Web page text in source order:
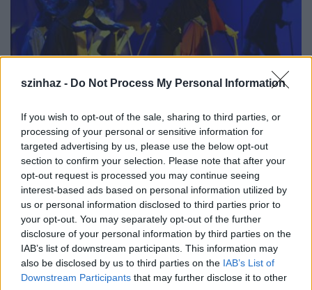
szinhaz - Do Not Process My Personal Information
If you wish to opt-out of the sale, sharing to third parties, or
processing of your personal or sensitive information for
targeted advertising by us, please use the below opt-out
section to confirm your selection. Please note that after your
opt-out request is processed you may continue seeing
interest-based ads based on personal information utilized by
us or personal information disclosed to third parties prior to
your opt-out. You may separately opt-out of the further
disclosure of your personal information by third parties on the
IAB’s list of downstream participants. This information may
also be disclosed by us to third parties on the IAB’s List of
Downstream Participants that may further disclose it to other
Toulouse-Lautrec,mint festő a hatásosan
leegyszerűsített formák, a lakonikus vonalvezetés és
a választékos színezés mestere volt. Művészete és
színesen kiteljesedő, majd tragédiába torkolló élete
szinte kínálja magát egy olyan táncszínpadi
megvalósításra, amelyben a 19. század második
felének pezsgő párizsi éjszakai élete, a Moulin Rouge
hamisítatlan atmoszférája biztosítja a hátteret.